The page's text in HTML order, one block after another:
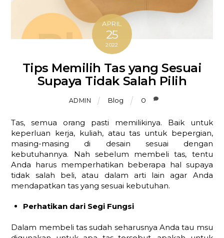
APRIL
25
2022
Tips Memilih Tas yang Sesuai
Supaya Tidak Salah Pilih
ADMIN Blog 0
Tas, semua orang pasti memilikinya. Baik untuk
keperluan kerja, kuliah, atau tas untuk bepergian,
masing-masing di desain sesuai dengan
kebutuhannya. Nah sebelum membeli tas, tentu
Anda harus memperhatikan beberapa hal supaya
tidak salah beli, atau dalam arti lain agar Anda
mendapatkan tas yang sesuai kebutuhan.
Perhatikan dari Segi Fungsi
Dalam membeli tas sudah seharusnya Anda tau msu